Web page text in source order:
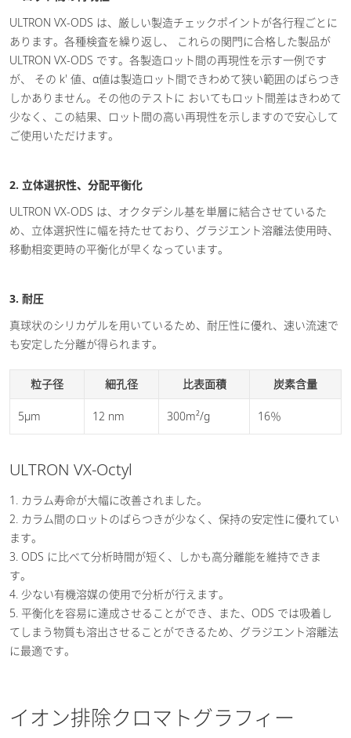
ULTRON VX-ODS は、厳しい製造チェックポイントが各行程ごとに
あります。各種検査を繰り返し、 これらの関門に合格した製品が
ULTRON VX-ODS です。各製造ロット間の再現性を示す一例です
が、 その k' 値、α値は製造ロット間できわめて狭い範囲のばらつき
しかありません。その他のテストに おいてもロット間差はきわめて
少なく、この結果、ロット間の高い再現性を示しますので安心して
ご使用いただけます。
2. 立体選択性、分配平衡化
ULTRON VX-ODS は、オクタデシル基を単層に結合させているた
め、立体選択性に幅を持たせており、グラジエント溶離法使用時、
移動相変更時の平衡化が早くなっています。
3. 耐圧
真球状のシリカゲルを用いているため、耐圧性に優れ、速い流速で
も安定した分離が得られます。
粒子径 細孔径 比表面積 炭素含量
5µm 12 nm 300m²/g 16％
ULTRON VX-Octyl
1. カラム寿命が大幅に改善されました。
2. カラム間のロットのばらつきが少なく、保持の安定性に優れてい
ます。
3. ODS に比べて分析時間が短く、しかも高分離能を維持できま
す。
4. 少ない有機溶媒の使用で分析が行えます。
5. 平衡化を容易に達成させることができ、また、ODS では吸着し
てしまう物質も溶出させることができるため、グラジエント溶離法
に最適です。
イオン排除クロマトグラフィー